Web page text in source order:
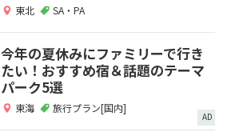
東北 SA・PA
今年の夏休みにファミリーで行き
たい！おすすめ宿＆話題のテーマ
パーク5選
東海 旅行プラン[国内]
AD